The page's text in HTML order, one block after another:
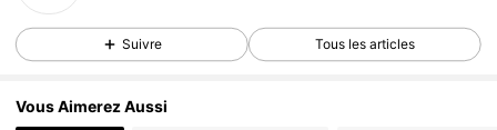
Suivre Tous les articles
Vous Aimerez Aussi